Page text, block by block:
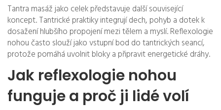
Tantra masáž jako celek představuje další související
koncept. Tantrické praktiky integrují dech, pohyb a dotek k
dosažení hlubšího propojení mezi tělem a myslí. Reflexologie
nohou často slouží jako vstupní bod do tantrických seancí,
protože pomáhá uvolnit bloky a připravit energetické dráhy.
Jak reflexologie nohou
funguje a proč ji lidé volí